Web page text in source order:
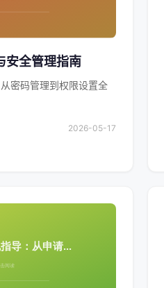
安全管理指南
密码管理到权限设置全
2026-05-17